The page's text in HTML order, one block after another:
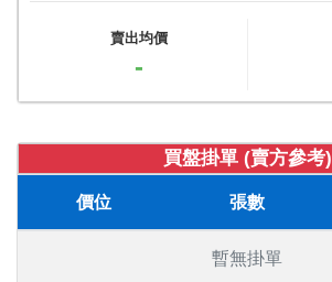
賣出均價
-
買盤掛單 (賣方參考)
價位 張數
暫無掛單